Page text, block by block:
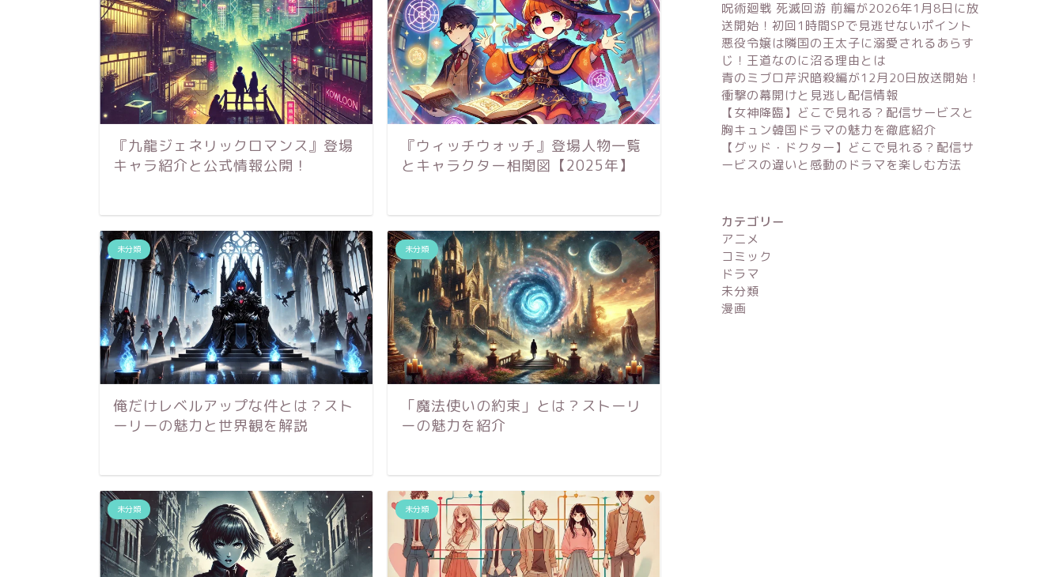
『九龍ジェネリックロマンス』登場
キャラ紹介と公式情報公開！
『ウィッチウォッチ』登場人物一覧
とキャラクター相関図【2025年】
未分類
俺だけレベルアップな件とは？スト
ーリーの魅力と世界観を解説
未分類
「魔法使いの約束」とは？ストーリ
ーの魅力を紹介
未分類 未分類
【女神降臨】どこで見れる？配信サ
ービスと胸キュン韓国ドラマの魅力
アニメ
呪術廻戦 死滅回游 前編が2026年1月8日に放
送開始！初回1時間SPで見逃せないポイント
悪役令嬢は隣国の王太子に溺愛されるあらす
じ！王道なのに沼る理由とは
青のミブロ芹沢暗殺編が12月20日放送開始！
衝撃の幕開けと見逃し配信情報
【女神降臨】どこで見れる？配信サービスと
胸キュン韓国ドラマの魅力を徹底紹介
【グッド・ドクター】どこで見れる？配信サ
ービスの違いと感動のドラマを楽しむ方法
カテゴリー
アニメ
コミック
ドラマ
未分類
漫画